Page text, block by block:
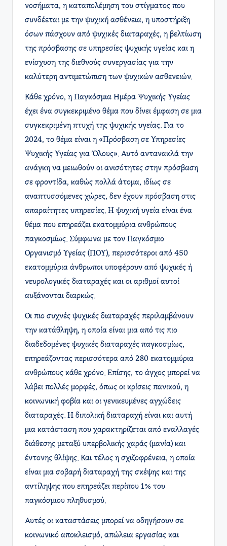
νοσήματα, η καταπολέμηση του στίγματος που
συνδέεται με την ψυχική ασθένεια, η υποστήριξη
όσων πάσχουν από ψυχικές διαταραχές, η βελτίωση
της πρόσβασης σε υπηρεσίες ψυχικής υγείας και η
ενίσχυση της διεθνούς συνεργασίας για την
καλύτερη αντιμετώπιση των ψυχικών ασθενειών.
Κάθε χρόνο, η Παγκόσμια Ημέρα Ψυχικής Υγείας
έχει ένα συγκεκριμένο θέμα που δίνει έμφαση σε μια
συγκεκριμένη πτυχή της ψυχικής υγείας. Για το
2024, το θέμα είναι η «Πρόσβαση σε Υπηρεσίες
Ψυχικής Υγείας για Όλους». Αυτό αντανακλά την
ανάγκη να μειωθούν οι ανισότητες στην πρόσβαση
σε φροντίδα, καθώς πολλά άτομα, ιδίως σε
αναπτυσσόμενες χώρες, δεν έχουν πρόσβαση στις
απαραίτητες υπηρεσίες. Η ψυχική υγεία είναι ένα
θέμα που επηρεάζει εκατομμύρια ανθρώπους
παγκοσμίως. Σύμφωνα με τον Παγκόσμιο
Οργανισμό Υγείας (ΠΟΥ), περισσότεροι από 450
εκατομμύρια άνθρωποι υποφέρουν από ψυχικές ή
νευρολογικές διαταραχές και οι αριθμοί αυτοί
αυξάνονται διαρκώς.
Οι πιο συχνές ψυχικές διαταραχές περιλαμβάνουν
την κατάθληψη, η οποία είναι μια από τις πιο
διαδεδομένες ψυχικές διαταραχές παγκοσμίως,
επηρεάζοντας περισσότερα από 280 εκατομμύρια
ανθρώπους κάθε χρόνο. Επίσης, το άγχος μπορεί να
λάβει πολλές μορφές, όπως οι κρίσεις πανικού, η
κοινωνική φοβία και οι γενικευμένες αγχώδεις
διαταραχές. Η διπολική διαταραχή είναι και αυτή
μια κατάσταση που χαρακτηρίζεται από εναλλαγές
διάθεσης μεταξύ υπερβολικής χαράς (μανία) και
έντονης θλίψης. Και τέλος η σχιζοφρένεια, η οποία
είναι μια σοβαρή διαταραχή της σκέψης και της
αντίληψης που επηρεάζει περίπου 1% του
παγκόσμιου πληθυσμού.
Αυτές οι καταστάσεις μπορεί να οδηγήσουν σε
κοινωνικό αποκλεισμό, απώλεια εργασίας και